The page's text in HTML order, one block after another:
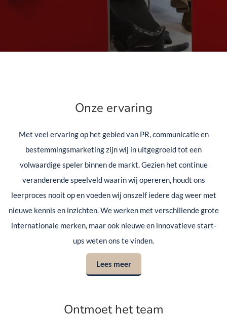
Onze ervaring
Met veel ervaring op het gebied van PR, communicatie en
bestemmingsmarketing zijn wij in uitgegroeid tot een
volwaardige speler binnen de markt. Gezien het continue
veranderende speelveld waarin wij opereren, houdt ons
leerproces nooit op en voeden wij onszelf iedere dag weer met
nieuwe kennis en inzichten. We werken met verschillende grote
internationale merken, maar ook nieuwe en innovatieve start-
ups weten ons te vinden.
Lees meer
Ontmoet het team